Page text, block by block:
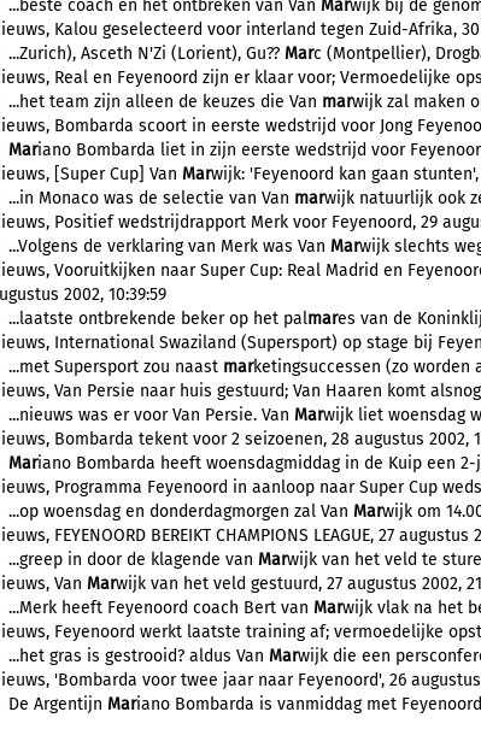
...beste coach en het ontbreken van Van Marwijk bij de
Kalou geselecteerd voor interland tegen Zuid-Afrika, 30
...Zurich), Asceth N'Zi (Lorient), Gu?? Marc (Montpellier),
Real en Feyenoord zijn er klaar voor; Vermoedelijke
...het team zijn alleen de keuzes die Van marwijk zal maken
Bombarda scoort in eerste wedstrijd voor Jong
Mariano Bombarda liet in zijn eerste wedstrijd voor
[Super Cup] Van Marwijk: 'Feyenoord kan gaan stunten',
...in Monaco was de selectie van Van marwijk natuurlijk ook
Positief wedstrijdrapport Merk voor Feyenoord, 29
...Volgens de verklaring van Merk was Van Marwijk slechts
Vooruitkijken naar Super Cup: Real Madrid en
2002, 10:39:59
...laatste ontbrekende beker op het palmares van de
International Swaziland (Supersport) op stage bij
...met Supersport zou naast marketingsuccessen (zo worden
Van Persie naar huis gestuurd; Van Haaren komt
...nieuws was er voor Van Persie. Van Marwijk liet woensdag
Bombarda tekent voor 2 seizoenen, 28 augustus 2002,
Mariano Bombarda heeft woensdagmiddag in de Kuip een
Programma Feyenoord in aanloop naar Super Cup
...op woensdag en donderdagmorgen zal Van Marwijk om
FEYENOORD BEREIKT CHAMPIONS LEAGUE, 27 augustus
...greep in door de klagende van Marwijk van het veld te
Van Marwijk van het veld gestuurd, 27 augustus 2002,
...Merk heeft Feyenoord coach Bert van Marwijk vlak na het
Feyenoord werkt laatste training af; vermoedelijke
...het gras is gestrooid? aldus Van Marwijk die een
'Bombarda voor twee jaar naar Feyenoord', 26 augustus
De Argentijn Mariano Bombarda is vanmiddag met